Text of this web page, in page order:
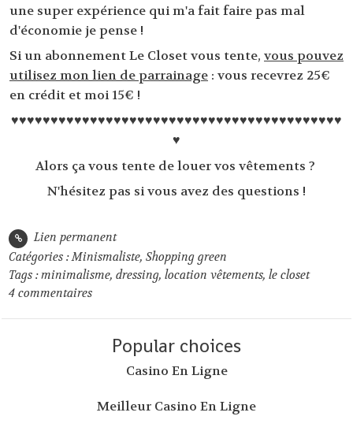
une super expérience qui m'a fait faire pas mal
d'économie je pense !
Si un abonnement Le Closet vous tente, vous pouvez
utilisez mon lien de parrainage : vous recevrez 25€
en crédit et moi 15€ !
♥♥♥♥♥♥♥♥♥♥♥♥♥♥♥♥♥♥♥♥♥♥♥♥♥♥♥♥♥♥♥♥♥♥♥♥♥♥♥♥♥♥
♥
Alors ça vous tente de louer vos vêtements ?
N'hésitez pas si vous avez des questions !
Lien permanent
Catégories :Minismaliste,Shopping green
Tags :minimalisme,dressing,location vêtements,le closet
4 commentaires
Popular choices
Casino En Ligne
Meilleur Casino En Ligne